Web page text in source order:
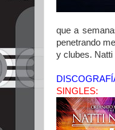
que a
penetrando
y clubes. Natti
SINGLES: